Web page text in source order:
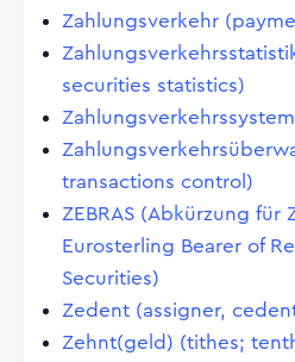
Zahlungsverkehr
securities statistics)
transactions control)
ZEBRAS (Abkürzung für
Eurosterling Bearer of
Securities)
Zedent (assigner,
Zehnt(geld) (tithes;